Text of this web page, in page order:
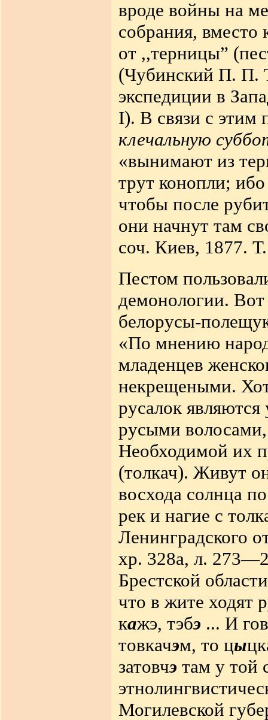
вроде войны на
собрания, вместо
от ,,терницы”
(Чубинский П. П.
экспедиции в
I). В связи с этим
клечальную
«вынимают из
трут конопли;
чтобы после
они начнут там
соч. Киев, 1877.
Пестом
демонологии. Вот
белорусы-
«По мнению
младенцев
некрещеными.
русалок
русыми
Необходимой их
(толкач). Живут
восхода солнца
рек и нагие с
Ленинградского
хр. 328а, л.
Брестской
что в жите ходят
кажэ, тэбэ ... И гов
товкачэм, то цы
затовчэ там у той
Могилевской